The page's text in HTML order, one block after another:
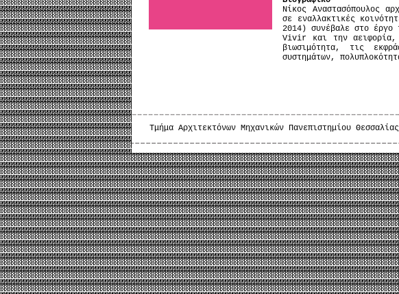
Νίκος Αναστασόπουλος
σε εναλλακτικές
2014) συνέβαλε στο έργο
Vivir και την αειφορία,
βιωσιμότητα, τις
συστημάτων,
Τμήμα Αρχιτεκτόνων Μηχανικών Πανεπιστημίου